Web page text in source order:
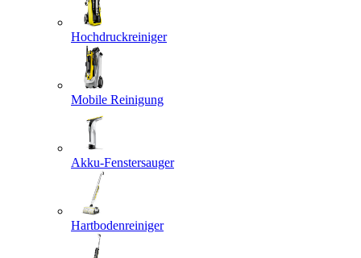
Hochdruckreiniger
Mobile Reinigung
Akku-Fenstersauger
Hartbodenreiniger